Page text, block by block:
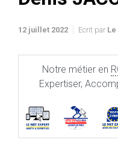
12 juillet 2022 Ecrit par
Notre métier en
Expertiser,